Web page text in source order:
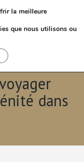
une
dans
la meilleure
que nous utilisons ou